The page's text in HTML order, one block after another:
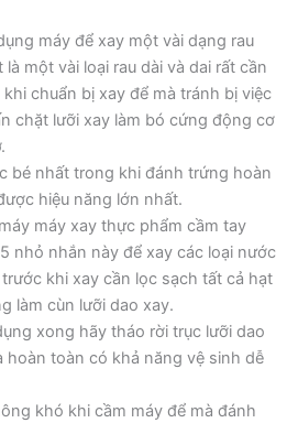
máy để xay một vài dạng rau
một vài loại rau dài và dai rất cần
chuẩn bị xay để mà tránh bị việc
chặt lưỡi xay làm bó cứng động cơ
bé nhất trong khi đánh trứng hoàn
hiệu năng lớn nhất.
máy xay thực phẩm cầm tay
nhỏ nhắn này để xay các loại nước
khi xay cần lọc sạch tất cả hạt
làm cùn lưỡi dao xay.
xong hãy tháo rời trục lưỡi dao
hoàn toàn có khả năng vệ sinh dễ
khó khi cầm máy để mà đánh